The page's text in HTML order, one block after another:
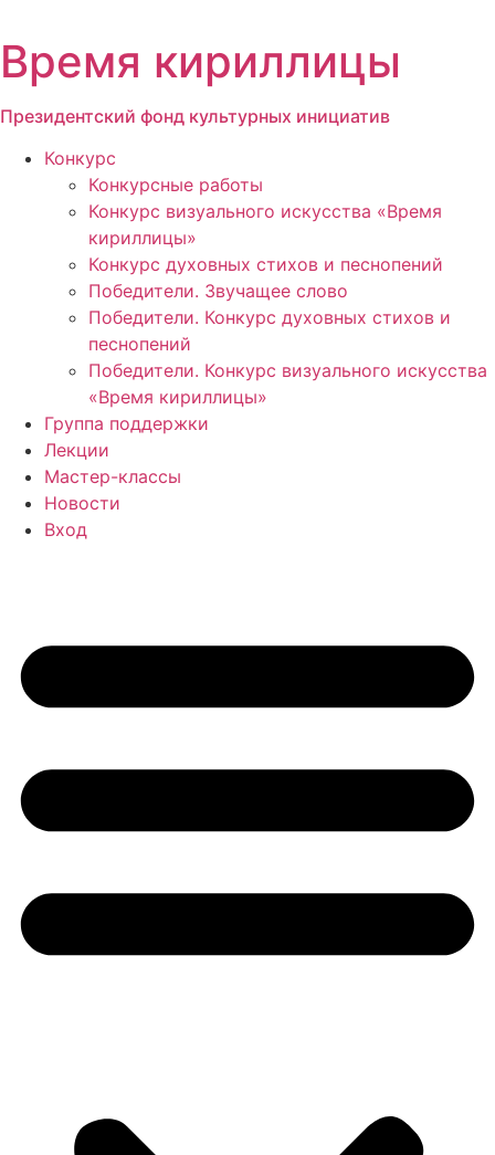
содержимому
Время кириллицы
Президентский фонд культурных инициатив
Конкурс
Конкурсные работы
Конкурс визуального искусства «Время
кириллицы»
Конкурс духовных стихов и песнопений
Победители. Звучащее слово
Победители. Конкурс духовных стихов и
песнопений
Победители. Конкурс визуального искусства
«Время кириллицы»
Группа поддержки
Лекции
Мастер-классы
Новости
Вход